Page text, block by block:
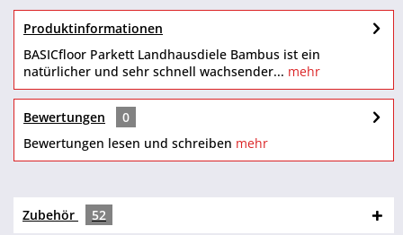
Produktinformationen
BASICfloor Parkett Landhausdiele Bambus ist ein
natürlicher und sehr schnell wachsender... mehr
Bewertungen
0
Bewertungen lesen und schreiben mehr
Zubehör 52